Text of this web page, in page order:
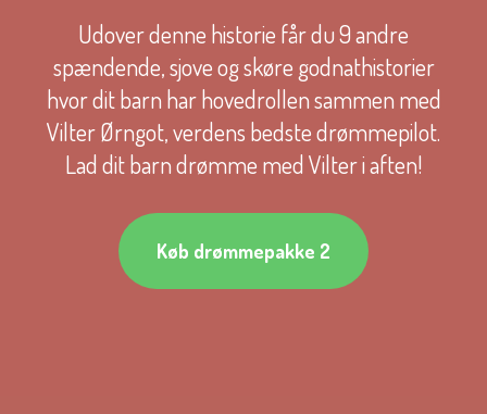
Udover denne historie får du 9 andre
spændende, sjove og skøre godnathistorier
hvor dit barn har hovedrollen sammen med
Vilter Ørngot, verdens bedste drømmepilot.
Lad dit barn drømme med Vilter i aften!
Køb drømmepakke 2